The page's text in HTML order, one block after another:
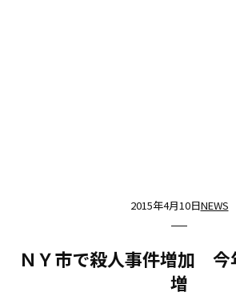
2015年4月10日NEWS
ＮＹ市で殺人事件増加 今
増